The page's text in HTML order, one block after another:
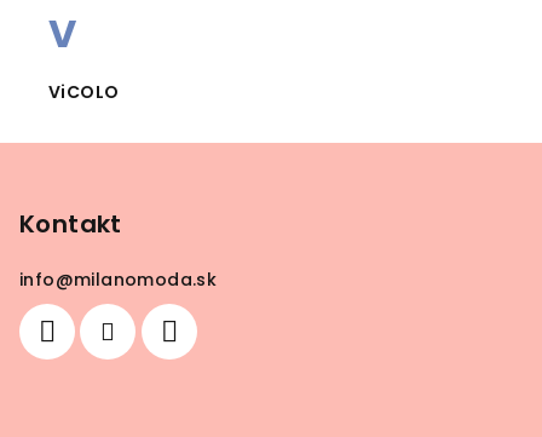
V
ViCOLO
Kontakt
info@milanomoda.sk